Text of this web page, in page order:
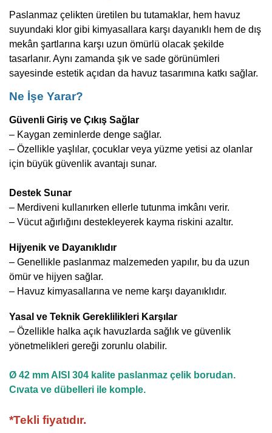
Paslanmaz çelikten üretilen bu tutamaklar, hem havuz
suyundaki klor gibi kimyasallara karşı dayanıklı hem de dış
mekân şartlarına karşı uzun ömürlü olacak şekilde
tasarlanır. Aynı zamanda şık ve sade görünümleri
sayesinde estetik açıdan da havuz tasarımına katkı sağlar.
Ne İşe Yarar?
Güvenli Giriş ve Çıkış Sağlar
– Kaygan zeminlerde denge sağlar.
– Özellikle yaşlılar, çocuklar veya yüzme yetisi az olanlar
için büyük güvenlik avantajı sunar.
Destek Sunar
– Merdiveni kullanırken ellerle tutunma imkânı verir.
– Vücut ağırlığını destekleyerek kayma riskini azaltır.
Hijyenik ve Dayanıklıdır
– Genellikle paslanmaz malzemeden yapılır, bu da uzun
ömür ve hijyen sağlar.
– Havuz kimyasallarına ve neme karşı dayanıklıdır.
Yasal ve Teknik Gereklilikleri Karşılar
– Özellikle halka açık havuzlarda sağlık ve güvenlik
yönetmelikleri gereği zorunlu olabilir.
Ø 42 mm AISI 304 kalite paslanmaz çelik borudan.
Cıvata ve dübelleri ile komple.
*Tekli fiyatıdır.